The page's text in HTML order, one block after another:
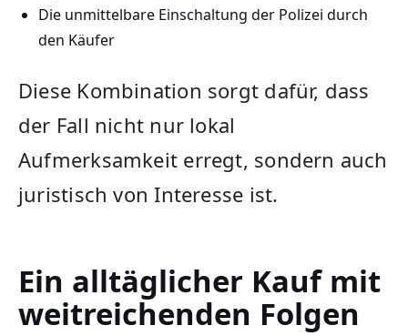
Die unmittelbare Einschaltung der Polizei durch
den Käufer
Diese Kombination sorgt dafür, dass
der Fall nicht nur lokal
Aufmerksamkeit erregt, sondern auch
juristisch von Interesse ist.
Ein alltäglicher Kauf mit
weitreichenden Folgen